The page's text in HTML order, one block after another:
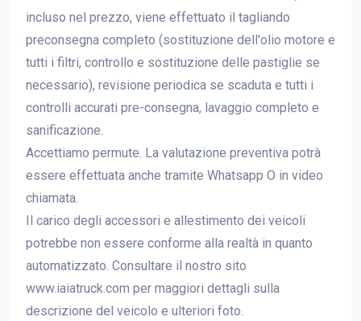
incluso nel prezzo, viene effettuato il tagliando
preconsegna completo (sostituzione dell'olio motore e
tutti i filtri, controllo e sostituzione delle pastiglie se
necessario), revisione periodica se scaduta e tutti i
controlli accurati pre-consegna, lavaggio completo e
sanificazione.
Accettiamo permute. La valutazione preventiva potrà
essere effettuata anche tramite Whatsapp O in video
chiamata.
Il carico degli accessori e allestimento dei veicoli
potrebbe non essere conforme alla realtà in quanto
automatizzato. Consultare il nostro sito
www.iaiatruck.com per maggiori dettagli sulla
descrizione del veicolo e ulteriori foto.